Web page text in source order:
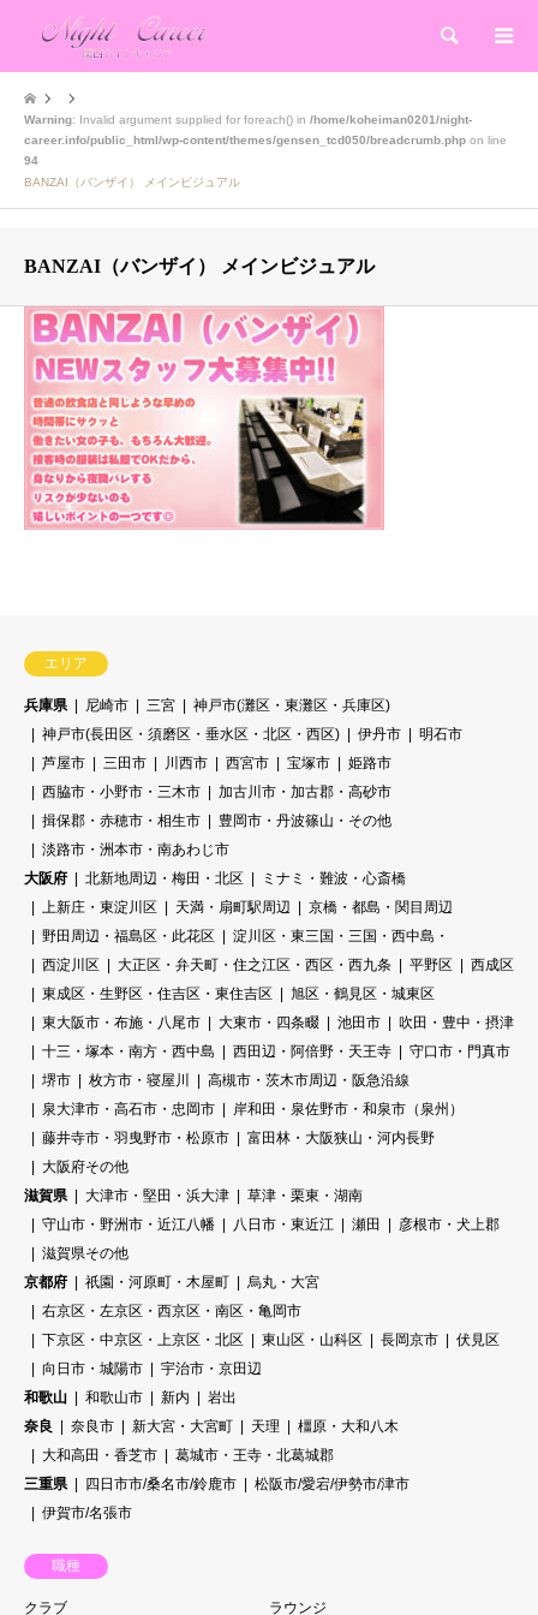
検索
Warning: Invalid argument supplied for foreach() in /home/koheiman0201/night-
career.info/public_html/wp-content/themes/gensen_tcd050/breadcrumb.php on line
94
BANZAI（バンザイ） メインビジュアル
BANZAI（バンザイ） メインビジュアル
エリア
兵庫県 尼崎市 三宮
神戸市(灘区・東灘区・兵庫区)
神戸市(長田区・須磨区・垂水区・北区・西区)
伊丹市
明石市
芦屋市
三田市 川西市 西宮市 宝塚市
姫路市
西脇市・小野市・三木市
加古川市・加古郡・高砂市
揖保郡・赤穂市・相生市
豊岡市・丹波篠山・その他
淡路市・洲本市・南あわじ市
大阪府
北新地周辺・梅田・北区
ミナミ・難波・心斎橋
上新庄・東淀川区
天満・扇町駅周辺
京橋・都島・関目周辺
野田周辺・福島区・此花区
淀川区・東三国・三国・西中島・
西淀川区
大正区・弁天町・住之江区・西区・西九条 平野区
西成区
東成区・生野区・住吉区・東住吉区
旭区・鶴見区・城東区
東大阪市・布施・八尾市
大東市・四条畷 池田市
吹田・豊中・摂津
十三・塚本・南方・西中島
西田辺・阿倍野・天王寺
守口市・門真市
堺市
枚方市・寝屋川
高槻市・茨木市周辺・阪急沿線
泉大津市・高石市・忠岡市
岸和田・泉佐野市・和泉市（泉州）
藤井寺市・羽曳野市・松原市
富田林・大阪狭山・河内長野
大阪府その他
滋賀県
大津市・堅田・浜大津
草津・栗東・湖南
守山市・野洲市・近江八幡
八日市・東近江 瀬田
彦根市・犬上郡
滋賀県その他
京都府
祇園・河原町・木屋町
烏丸・大宮
右京区・左京区・西京区・南区・亀岡市
下京区・中京区・上京区・北区
東山区・山科区 長岡京市
伏見区
向日市・城陽市
宇治市・京田辺
和歌山
和歌山市 新内
岩出
奈良
奈良市 新大宮・大宮町 天理
橿原・大和八木
大和高田・香芝市
葛城市・王寺・北葛城郡
三重県
四日市市/桑名市/鈴鹿市
松阪市/愛宕/伊勢市/津市
伊賀市/名張市
職種
クラブ ラウンジ